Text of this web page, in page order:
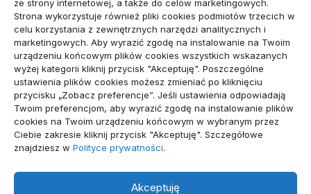
ze strony internetowej, a także do celów marketingowych.
Strona wykorzystuje również pliki cookies podmiotów trzecich w
celu korzystania z zewnętrznych narzędzi analitycznych i
marketingowych. Aby wyrazić zgodę na instalowanie na Twoim
urządzeniu końcowym plików cookies wszystkich wskazanych
wyżej kategorii kliknij przycisk "Akceptuję". Poszczególne
ustawienia plików cookies możesz zmieniać po kliknięciu
przycisku „Zobacz preferencje”. Jeśli ustawienia odpowiadają
Twoim preferencjom, aby wyrazić zgodę na instalowanie plików
cookies na Twoim urządzeniu końcowym w wybranym przez
Ciebie zakresie kliknij przycisk "Akceptuję". Szczegółowe
znajdziesz w Polityce prywatności.
Akceptuję
Edukacja, Rozrywka(34)
Inne (89)
Moda, Lifestyle(23)
Motoryzacja(48)
Sport, Turystyka(54)
Technologie(19)
Usługi(71)